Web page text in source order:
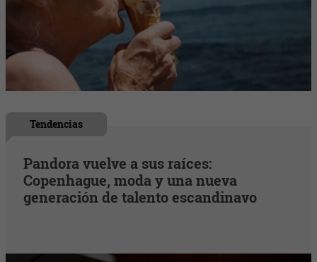
Tendencias
Pandora vuelve a sus raíces:
Copenhague, moda y una nueva
generación de talento escandinavo